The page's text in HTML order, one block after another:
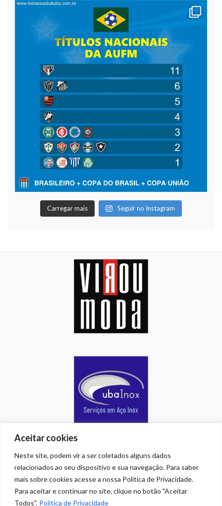
Aceitar cookies
Neste site, podem vir a ser coletados alguns dados
relacionados ao seu dispositivo e sua navegação. Para saber
mais sobre cookies acesse a nossa Política de Privacidade.
Para aceitar e continuar no site, clique no botão "Aceitar
Todos". Política de Privacidade
Carregar mais Seguir no Instagram